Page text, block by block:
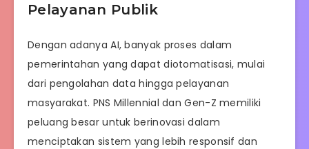
Pelayanan Publik
Dengan adanya AI, banyak proses dalam
pemerintahan yang dapat diotomatisasi, mulai
dari pengolahan data hingga pelayanan
masyarakat. PNS Millennial dan Gen-Z memiliki
peluang besar untuk berinovasi dalam
menciptakan sistem yang lebih responsif dan